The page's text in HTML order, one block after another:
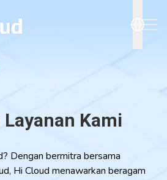
Kami
Dengan bermitra bersama
Hi Cloud menawarkan beragam